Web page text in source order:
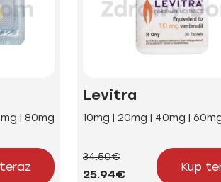
| 80mg
Levitra
10mg | 20mg | 40mg |
34.50€
25.94€
Kup